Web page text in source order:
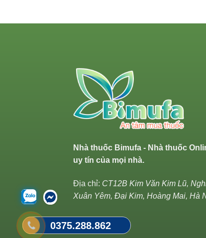
Nhà thuốc Bimufa - Nhà thuốc
uy tín của mọi nhà.
Địa chỉ: CT12B Kim Văn Kim Lũ,
Xuân Yêm, Đại Kim, Hoàng Mai, Hà
0375.288.862